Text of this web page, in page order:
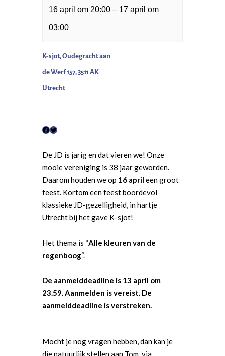
16 april om 20:00 – 17 april om
03:00
K-sjot, Oudegracht aan
de Werf 157, 3511 AK
Utrecht
F
c
e
b
o
o
k
T
i
t
t
e
r
De JD is jarig en dat vieren we! Onze
mooie vereniging is 38 jaar geworden.
Daarom houden we op 16 april een groot
feest. Kortom een feest boordevol
klassieke JD-gezelligheid, in hartje
Utrecht bij het gave K-sjot!
Het thema is “Alle kleuren van de
regenboog“.
De aanmelddeadline is 13 april om
23.59. Aanmelden is vereist. De
aanmelddeadline is verstreken.
Mocht je nog vragen hebben, dan kan je
die natuurlijk stellen aan Tom, via
Word actief
Welkom bij de Jonge
Standpunten
Beginselen
Internationaal
Vereniging